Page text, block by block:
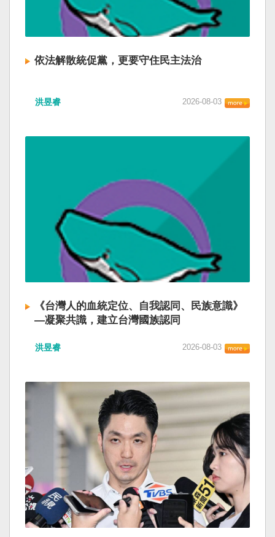
依法解散統促黨，更要守住民主法治
洪昱睿 2026-08-03
《台灣人的血統定位、自我認同、民族意識》
—凝聚共識，建立台灣國族認同
洪昱睿 2026-08-03